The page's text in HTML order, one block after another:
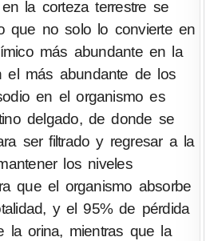
la corteza terrestre se
que no solo lo convierte en
más abundante en la
el más abundante de los
en el organismo es
delgado, de donde se
ser filtrado y regresar a la
los niveles
que el organismo absorbe
y el 95% de pérdida
la orina, mientras que la